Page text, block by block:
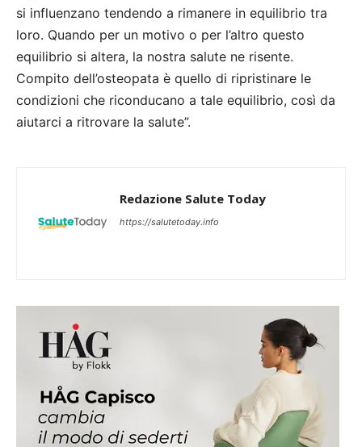
si influenzano tendendo a rimanere in equilibrio tra
loro. Quando per un motivo o per l’altro questo
equilibrio si altera, la nostra salute ne risente.
Compito dell’osteopata è quello di ripristinare le
condizioni che riconducano a tale equilibrio, così da
aiutarci a ritrovare la salute”.
Redazione Salute Today
https://salutetoday.info